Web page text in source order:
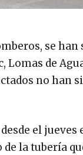
se
de
no han
el
la tubería